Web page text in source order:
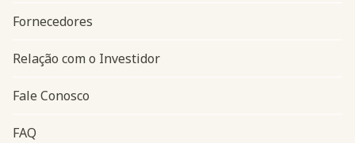
Fornecedores
Relação com o Investidor
Fale Conosco
FAQ